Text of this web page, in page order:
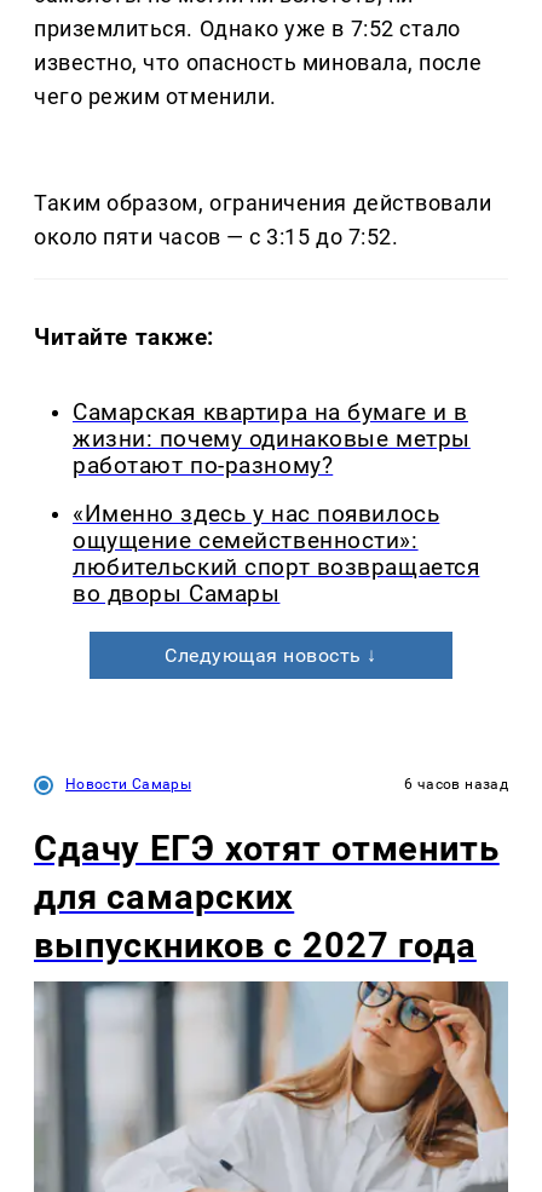
приземлиться. Однако уже в 7:52 стало
известно, что опасность миновала, после
чего режим отменили.
Таким образом, ограничения действовали
около пяти часов — с 3:15 до 7:52.
Читайте также:
Самарская квартира на бумаге и в
жизни: почему одинаковые метры
работают по-разному?
«Именно здесь у нас появилось
ощущение семейственности»:
любительский спорт возвращается
во дворы Самары
Следующая новость ↓
Новости Самары 6 часов назад
Сдачу ЕГЭ хотят отменить
для самарских
выпускников с 2027 года